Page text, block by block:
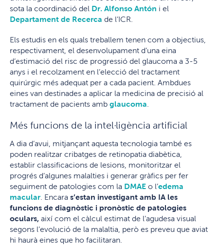
sota la coordinació del Dr. Alfonso Antón i el
Departament de Recerca de l’ICR.
Els estudis en els quals treballem tenen com a objectius,
respectivament, el desenvolupament d’una eina
d’estimació del risc de progressió del glaucoma a 3-5
anys i el recolzament en l’elecció del tractament
quirúrgic més adequat per a cada pacient. Ambdues
eines van destinades a aplicar la medicina de precisió al
tractament de pacients amb glaucoma
Més funcions de la intel·ligència artificial
A dia d’avui, mitjançant aquesta tecnologia també es
poden realitzar cribatges de retinopatia diabètica,
establir classificacions de lesions, monitoritzar el
progrés d’algunes malalties i generar gràfics per fer
seguiment de patologies com la DMAE o l’edema
macular . Encara s’estan investigant amb IA les
funcions de diagnòstic i pronòstic de patologies
oculars, així com el càlcul estimat de l’agudesa visual
segons l’evolució de la malaltia, però es preveu que aviat
hi haurà eines que ho facilitaran.